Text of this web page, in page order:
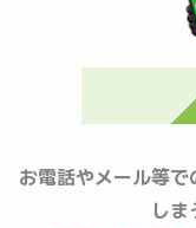
お電話やメール等
しま